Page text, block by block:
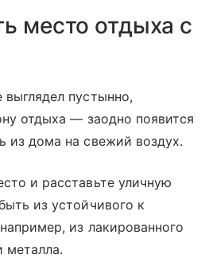
место отдыха с
пустынно,
отдыха — заодно появится
из дома на свежий воздух.
и расставьте уличную
из устойчивого к
из лакированного
металла.